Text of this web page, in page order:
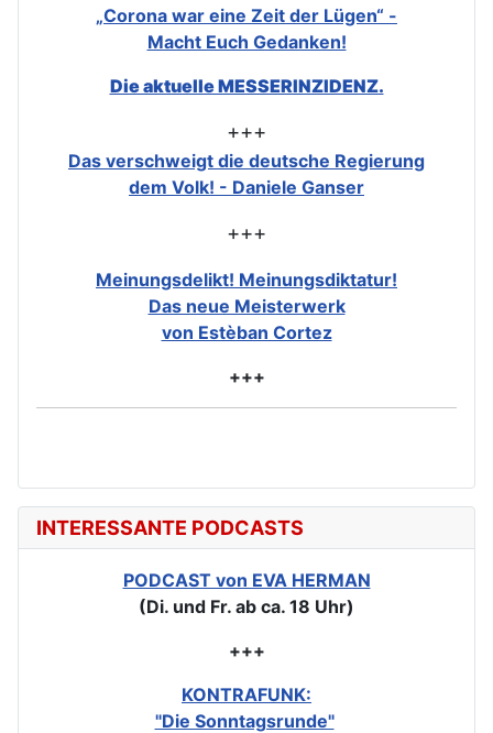
„Corona war eine Zeit der Lügen“ -
Macht Euch Gedanken!
Die aktuelle MESSERINZIDENZ.
+++
Das verschweigt die deutsche Regierung
dem Volk! - Daniele Ganser
+++
Meinungsdelikt! Meinungsdiktatur!
Das neue Meisterwerk
von Estèban Cortez
+++
INTERESSANTE PODCASTS
PODCAST von EVA HERMAN
(Di. und Fr. ab ca. 18 Uhr)
+++
KONTRAFUNK:
"Die Sonntagsrunde"